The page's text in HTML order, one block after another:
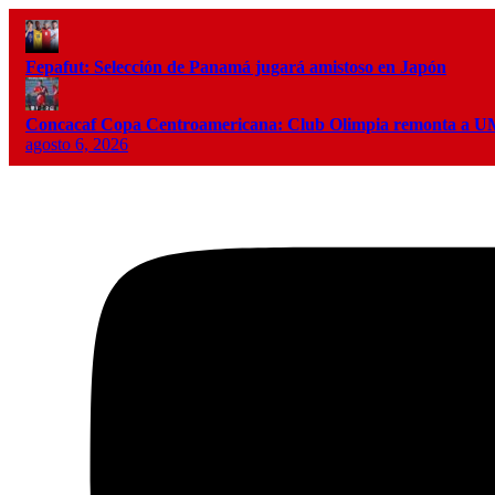
Fepafut: Selección de Panamá jugará amistoso en Japón
Concacaf Copa Centroamericana: Club Olimpia remonta a
agosto 6, 2026